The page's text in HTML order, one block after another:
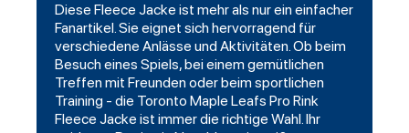
Diese Fleece Jacke ist mehr als nur ein einfacher
Fanartikel. Sie eignet sich hervorragend für
verschiedene Anlässe und Aktivitäten. Ob beim
Besuch eines Spiels, bei einem gemütlichen
Treffen mit Freunden oder beim sportlichen
Training - die Toronto Maple Leafs Pro Rink
Fleece Jacke ist immer die richtige Wahl. Ihr